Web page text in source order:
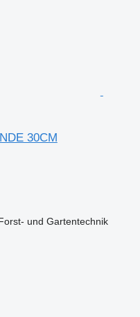
30CM
und Gartentechnik